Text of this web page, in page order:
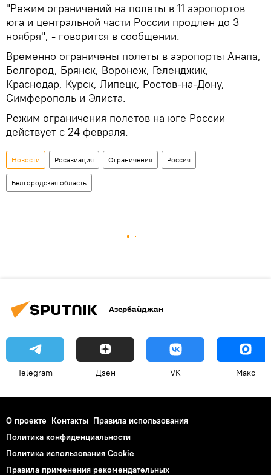
"Режим ограничений на полеты в 11 аэропортов
юга и центральной части России продлен до 3
ноября", - говорится в сообщении.
Временно ограничены полеты в аэропорты Анапа,
Белгород, Брянск, Воронеж, Геленджик,
Краснодар, Курск, Липецк, Ростов-на-Дону,
Симферополь и Элиста.
Режим ограничения полетов на юге России
действует с 24 февраля.
Новости Росавиация Ограничения Россия
Белгородская область
Азербайджан
Telegram Дзен VK Макс
О проекте Контакты Правила использования
Политика конфиденциальности
Политика использования Cookie
Правила применения рекомендательных